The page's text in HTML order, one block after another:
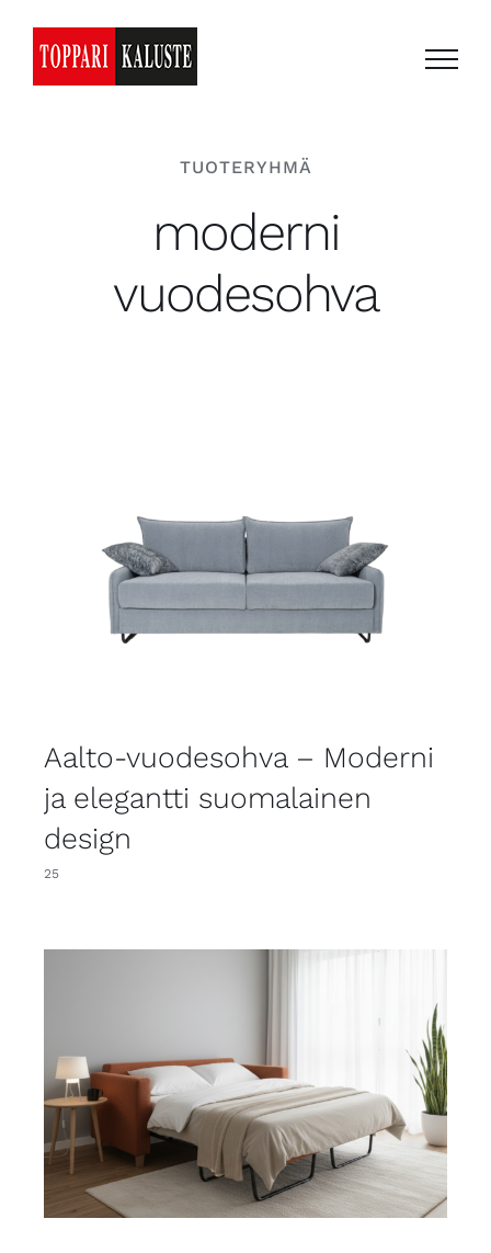
content
TUOTERYHMÄ
moderni
vuodesohva
Aalto-vuodesohva – Moderni
ja elegantti suomalainen
design
25